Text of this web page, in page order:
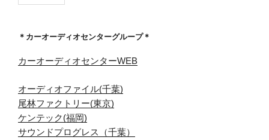
＊カーオーディオセンターグループ＊
カーオーディオセンターWEB
オーディオファイル(千葉)
尾林ファクトリー(東京)
ケンテック(福岡)
サウンドプログレス（千葉）